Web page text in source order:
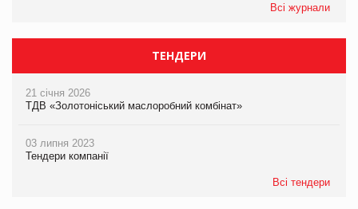
Всі журнали
ТЕНДЕРИ
21 січня 2026
ТДВ «Золотоніський маслоробний комбінат»
03 липня 2023
Тендери компанії
Всі тендери